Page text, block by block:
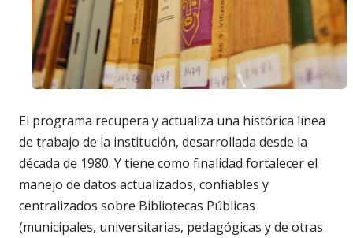
El programa recupera y actualiza una histórica línea
de trabajo de la institución, desarrollada desde la
década de 1980. Y tiene como finalidad fortalecer el
manejo de datos actualizados, confiables y
centralizados sobre Bibliotecas Públicas
(municipales, universitarias, pedagógicas y de otras